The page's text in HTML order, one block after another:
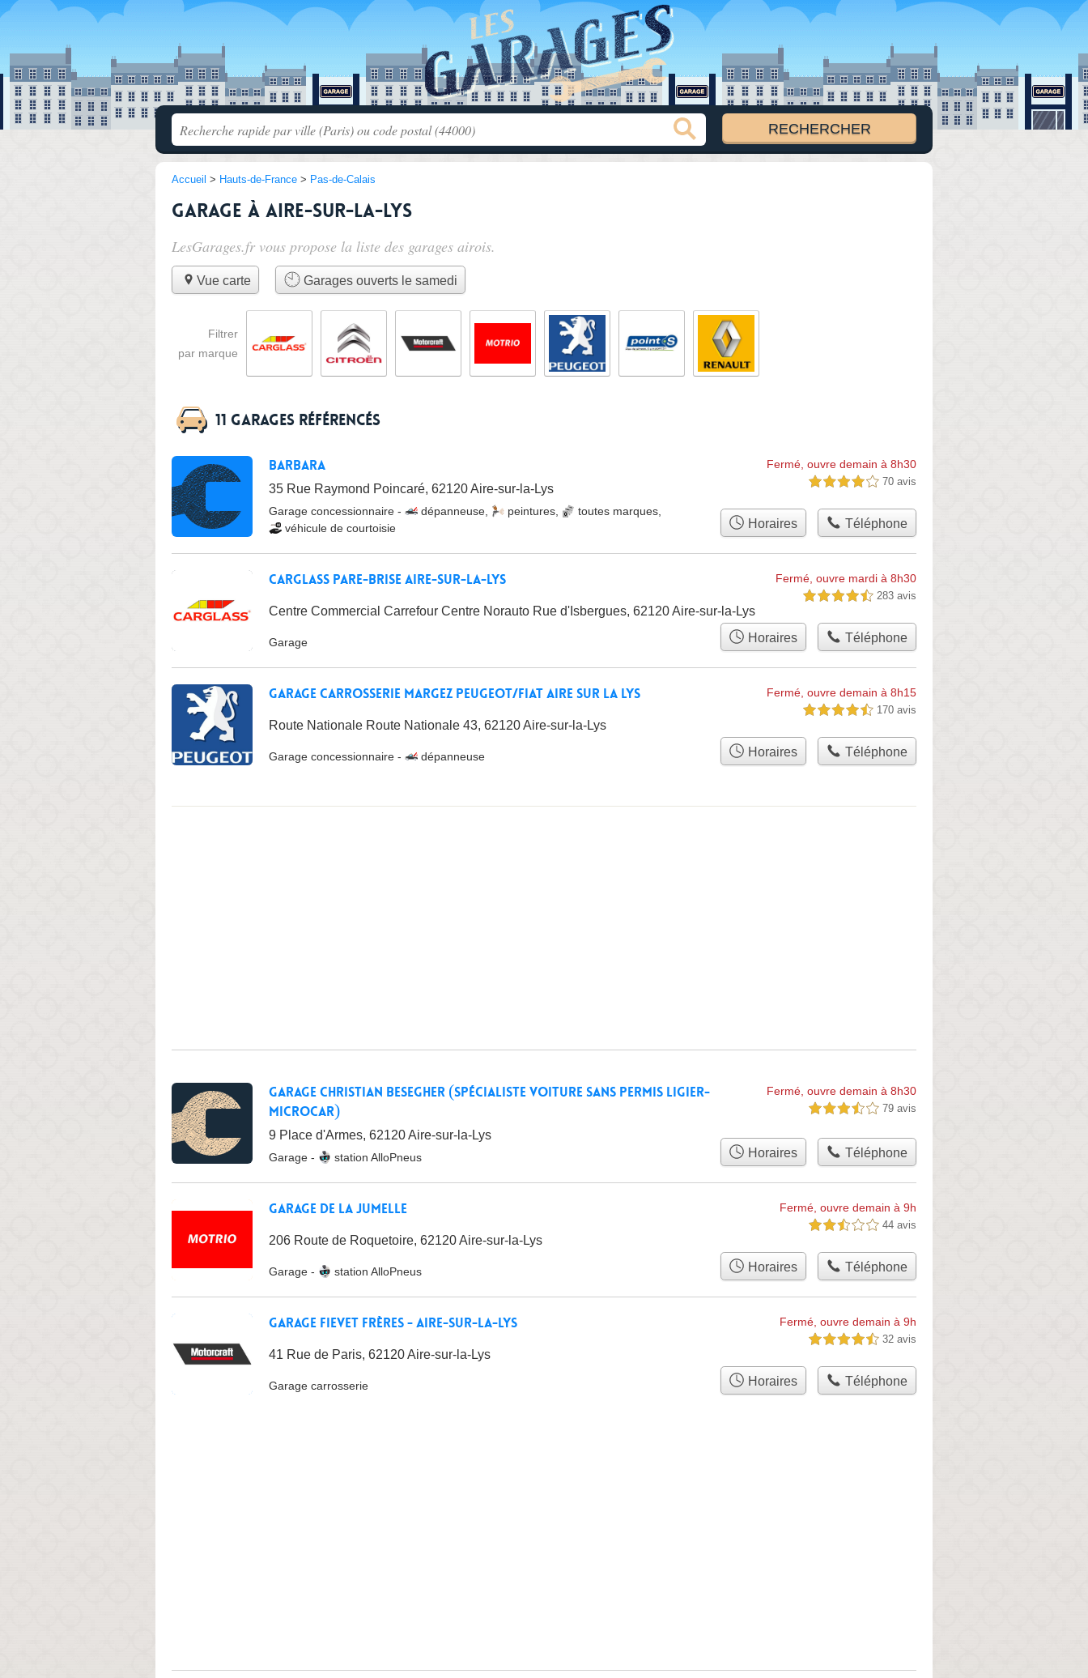
Accueil > Hauts-de-France > Pas-de-Calais
Garage à Aire-sur-la-Lys
LesGarages.fr vous propose la liste des garages airois.
Vue carte Garages ouverts le samedi
Filtrer
par marque
11 garages référencés
Barbara
35 Rue Raymond Poincaré, 62120 Aire-sur-la-Lys
Fermé, ouvre demain à 8h30
4,0 étoiles sur 5 70 avis
Garage concessionnaire - dépanneuse peintures toutes marques
véhicule de courtoisie
Horaires Téléphone
Carglass Pare-Brise Aire-Sur-La-Lys
Centre Commercial Carrefour Centre Norauto Rue d'Isbergues, 62120 Aire-sur-la-Lys
Fermé, ouvre mardi à 8h30
4,5 étoiles sur 5 283 avis
Garage Horaires Téléphone
Garage Carrosserie Margez Peugeot/Fiat Aire Sur la Lys
Route Nationale Route Nationale 43, 62120 Aire-sur-la-Lys
Fermé, ouvre demain à 8h15
4,5 étoiles sur 5 170 avis
Garage concessionnaire - dépanneuse Horaires Téléphone
Garage Christian BESEGHER (Spécialiste voiture sans permis LIGIER-
MICROCAR)
9 Place d'Armes, 62120 Aire-sur-la-Lys
Fermé, ouvre demain à 8h30
3,5 étoiles sur 5 79 avis
Garage - station AlloPneus Horaires Téléphone
Garage de la Jumelle
206 Route de Roquetoire, 62120 Aire-sur-la-Lys
Fermé, ouvre demain à 9h
2,5 étoiles sur 5 44 avis
Garage - station AlloPneus Horaires Téléphone
Garage Fievet Frères - Aire-sur-la-Lys
41 Rue de Paris, 62120 Aire-sur-la-Lys
Fermé, ouvre demain à 9h
4,5 étoiles sur 5 32 avis
Garage carrosserie Horaires Téléphone